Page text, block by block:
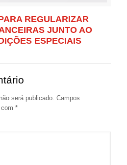
REGULARIZAR
JUNTO AO
ESPECIAIS
será publicado. Campos
*